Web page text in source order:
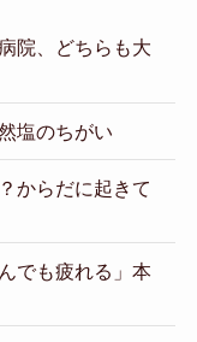
院、どちらも大
塩のちがい
からだに起きて
でも疲れる」本